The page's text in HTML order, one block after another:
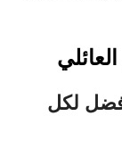
لكل